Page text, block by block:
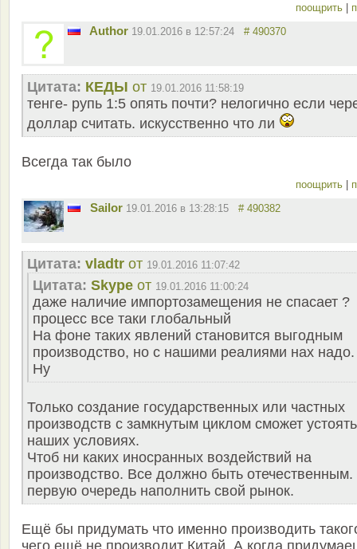
поощрить |
Author 19.01.2016 в 12:57:24 # 490370
Цитата: КЕДЫ от 19.01.2016 11:58:19
тенге- рупь 1:5 опять почти? нелогично если
доллар считать. искусственно что ли
Всегда так было
поощрить |
Sailor 19.01.2016 в 13:28:15 # 490382
Цитата: vladtr от 19.01.2016 11:07:42
Цитата: Skype от 19.01.2016 11:00:24
даже наличие импортозамещения не спасает ?
процесс все таки глобальный
На фоне таких явлений становится выгодным
производство, но с нашими реалиями нах надо.
Ну
Только создание государственных или частных
производств с замкнутым циклом сможет
наших условиях.
Чтоб ни каких иносранных воздействий на
производство. Все должно быть
первую очередь наполнить свой рынок.
Ещё бы придумать что именно производить
чего ещё не производит Китай. А когда